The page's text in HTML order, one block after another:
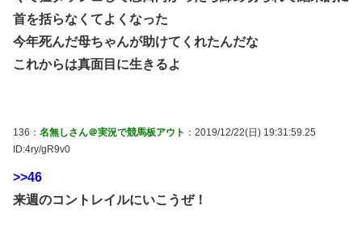
首を括らなくてよくなった
今年死んだ母ちゃんが助けてくれたんだな
これからは真面目に生きるよ
136： 名無しさん＠実況で競馬板アウト ：2019/12/22(日) 19:31:59.25
ID:4ry/gR9v0
>>46
来週のコントレイルにいこうぜ！